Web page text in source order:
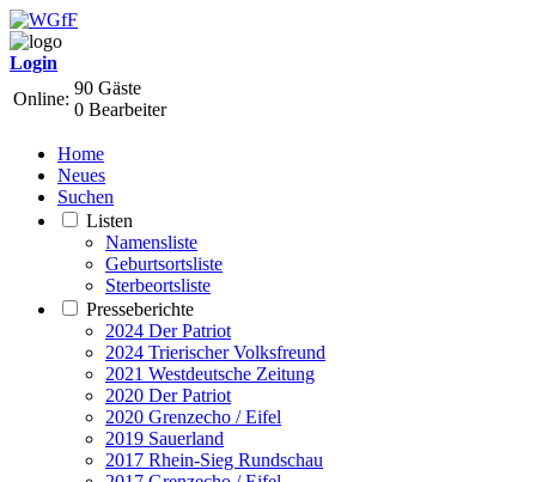
Login
Online:
90 Gäste
0 Bearbeiter
Home
Neues
Suchen
Listen
Namensliste
Geburtsortsliste
Sterbeortsliste
Presseberichte
2024 Der Patriot
2024 Trierischer Volksfreund
2021 Westdeutsche Zeitung
2020 Der Patriot
2020 Grenzecho / Eifel
2019 Sauerland
2017 Rhein-Sieg Rundschau